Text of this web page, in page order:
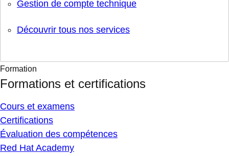
Gestion de compte technique
Découvrir tous nos services
Formation
Formations et certifications
Cours et examens
Certifications
Évaluation des compétences
Red Hat Academy